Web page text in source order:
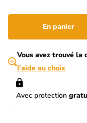
En panier
Vous avez trouvé la
l'aide au choix
Avec protection